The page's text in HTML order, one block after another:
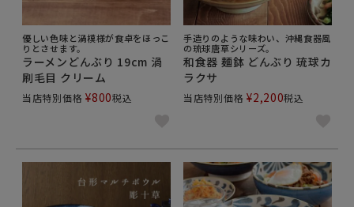
優しい色味と渦模様が食卓をほっこ
りとさせます。
ラーメンどんぶり 19cm 渦
刷毛目 クリーム
当店特別価格 ¥800税込
手造りのような味わい、沖縄食器風
の琉球唐草シリーズ。
和食器 麺鉢 どんぶり 琉球カ
ラクサ
当店特別価格 ¥2,200税込